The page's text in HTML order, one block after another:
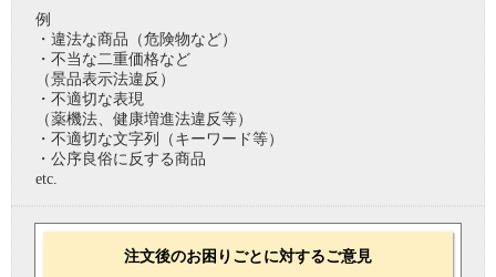
例
・違法な商品（危険物など）
・不当な二重価格など
（景品表示法違反）
・不適切な表現
（薬機法、健康増進法違反等）
・不適切な文字列（キーワード等）
・公序良俗に反する商品
etc.
注文後のお困りごとに対するご意見